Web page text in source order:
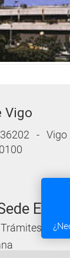
Vigo
- Vigo
e